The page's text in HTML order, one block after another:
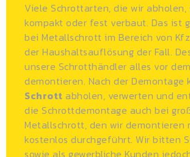
Viele Schrottarten, die wir abholen,
kompakt oder fest verbaut. Das ist
bei Metallschrott im Bereich von
der Haushaltsauflösung der Fall.
unsere Schrotthändler alles vor
demontieren. Nach der Demontage
Schrott abholen, verwerten und
die Schrottdemontage auch bei
Metallschrott, den wir demontieren
kostenlos durchgeführt. Wir bitten
sowie als gewerbliche Kunden